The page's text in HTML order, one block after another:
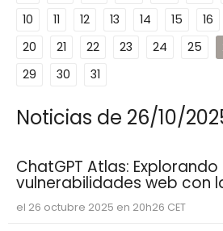
10
11 12 13 14 15 16
20
21 22 23 24 25
29
30 31
Noticias de 26/10/
ChatGPT Atlas: Explorando
vulnerabilidades web con
el 26 octubre 2025 en 20h26 CET